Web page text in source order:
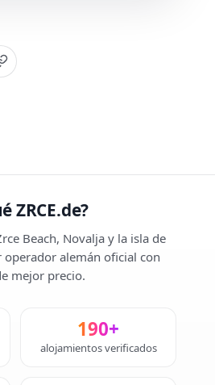
ZRCE.de?
Beach, Novalja y la isla de
alemán oficial con
mejor precio.
190+
alojamientos verificados